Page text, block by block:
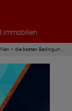
Immobilien